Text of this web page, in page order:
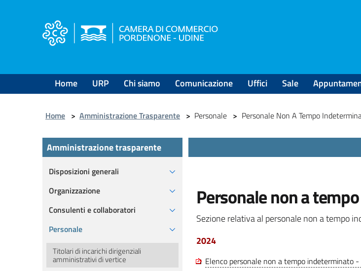
Home URP Chi siamo Comunicazione Uffici Sale
Home > Amministrazione Trasparente > Personale > Personale Non A Tempo
Amministrazione trasparente
Disposizioni generali
Organizzazione
Consulenti e collaboratori
Personale
Titolari di incarichi dirigenziali
amministrativi di vertice
Personale non a
Sezione relativa al personale non a tempo
2024
Elenco personale non a tempo indeterminato